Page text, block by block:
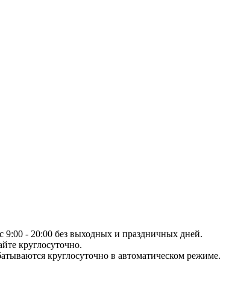
9:00 - 20:00 без выходных и праздничных дней.
круглосуточно.
круглосуточно в автоматическом режиме.